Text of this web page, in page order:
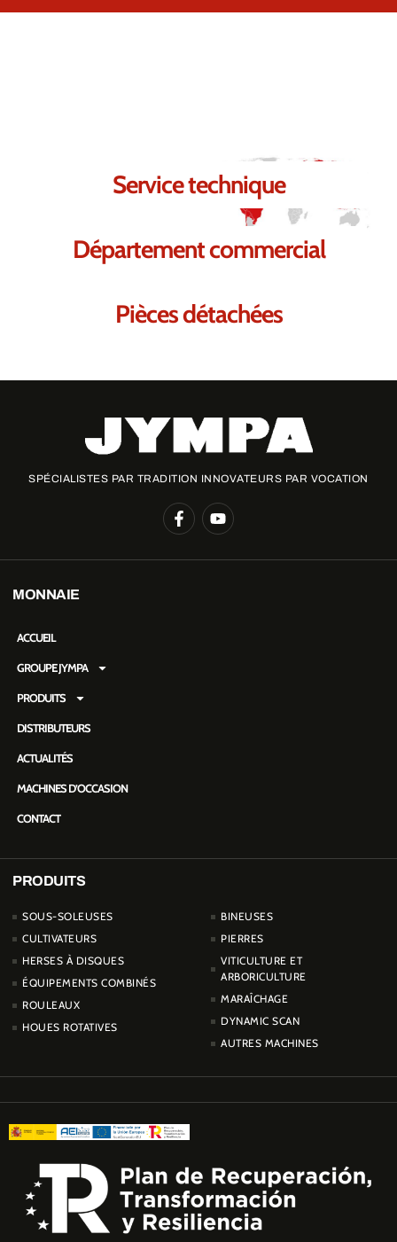
Service technique
Département commercial
Pièces détachées
SPÉCIALISTES PAR TRADITION INNOVATEURS PAR VOCATION
MONNAIE
ACCUEIL
GROUPE JYMPA
PRODUITS
DISTRIBUTEURS
ACTUALITÉS
MACHINES D’OCCASION
CONTACT
PRODUITS
SOUS-SOLEUSES
CULTIVATEURS
HERSES À DISQUES
ÉQUIPEMENTS COMBINÉS
ROULEAUX
HOUES ROTATIVES
BINEUSES
PIERRES
VITICULTURE ET
ARBORICULTURE
MARAÎCHAGE
DYNAMIC SCAN
AUTRES MACHINES